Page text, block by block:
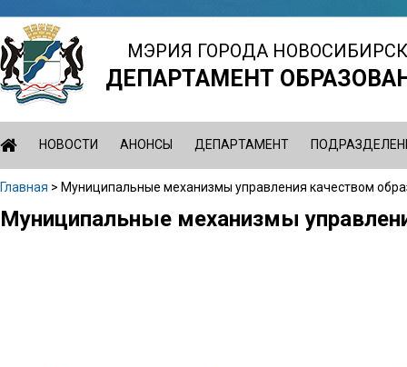
Jump
to
navigation
МЭРИЯ ГОРОДА
ДЕПАРТАМЕНТ
НОВОСТИ АНОНСЫ ДЕПАРТАМЕНТ
Вы
Главная > Муниципальные механизмы управления качеством
Back
Муниципальные механизмы